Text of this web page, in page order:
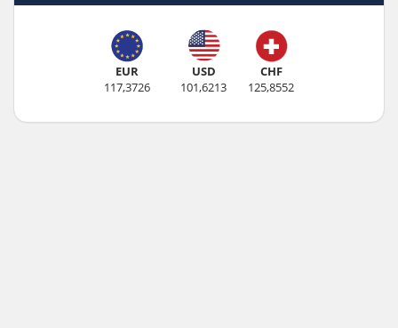
EUR
117,3726
USD
101,6213
CHF
125,8552